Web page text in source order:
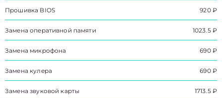
Прошивка BIOS 920 ₽
Замена оперативной памяти 1023.5 ₽
Замена микрофона 690 ₽
Замена кулера 690 ₽
Замена звуковой карты 1713.5 ₽